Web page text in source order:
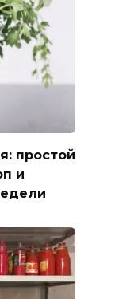
простой
и